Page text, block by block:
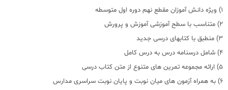
1) ویژه دانش آموزان مقطع نهم دوره اول متوسطه
2) متناسب با سطح آموزشی آموزش و پرورش
3) منطبق با کتابهای درسی جدید
4) شامل درسنامه درس به درس کامل
5) ارائه مجموعه تمرین های متنوع از متن کتاب درسی
6) به همراه آزمون های میان نوبت و پایان نوبت سراسری مدارس